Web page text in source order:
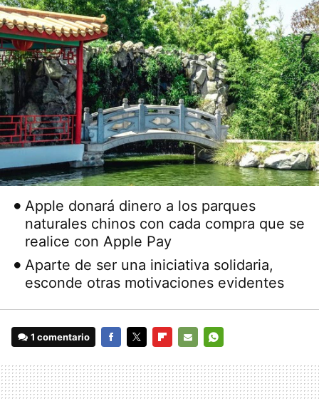
Apple donará dinero a los parques
naturales chinos con cada compra que se
realice con Apple Pay
Aparte de ser una iniciativa solidaria,
esconde otras motivaciones evidentes
1 comentario
MAIL